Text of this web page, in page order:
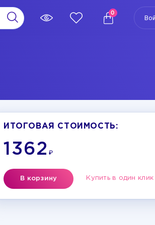
0
ИТОГОВАЯ СТОИМОСТЬ:
1362 ₽
В корзину Купить в один клик